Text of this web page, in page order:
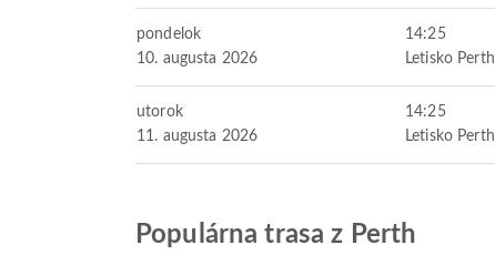
pondelok
10. augusta 2026
14:25
Letisko Perth
utorok
11. augusta 2026
14:25
Letisko Perth
Populárna trasa z Perth